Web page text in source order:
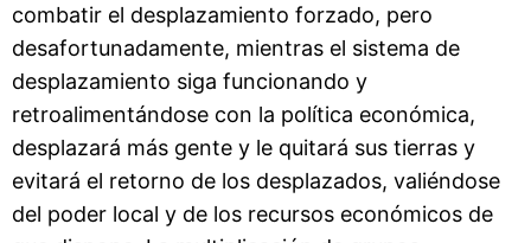
combatir el desplazamiento forzado, pero
desafortunadamente, mientras el sistema de
desplazamiento siga funcionando y
retroalimentándose con la política económica,
desplazará más gente y le quitará sus tierras y
evitará el retorno de los desplazados, valiéndose
del poder local y de los recursos económicos de